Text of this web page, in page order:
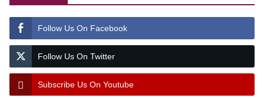
Follow Us On Facebook
Follow Us On Twitter
Subscribe Us On Youtube